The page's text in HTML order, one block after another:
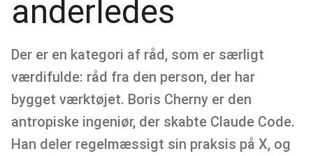
anderledes
Der er en kategori af råd, som er særligt
værdifulde: råd fra den person, der har
bygget værktøjet. Boris Cherny er den
antropiske ingeniør, der skabte Claude Code.
Han deler regelmæssigt sin praksis på X, og